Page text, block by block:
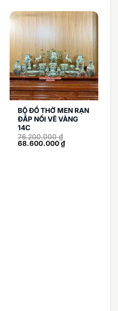
₫.
BỘ ĐỒ THỜ MEN RẠN
ĐẮP NỔI VẼ VÀNG
14C
76.200.000₫
Giá
68.600.000₫Giá